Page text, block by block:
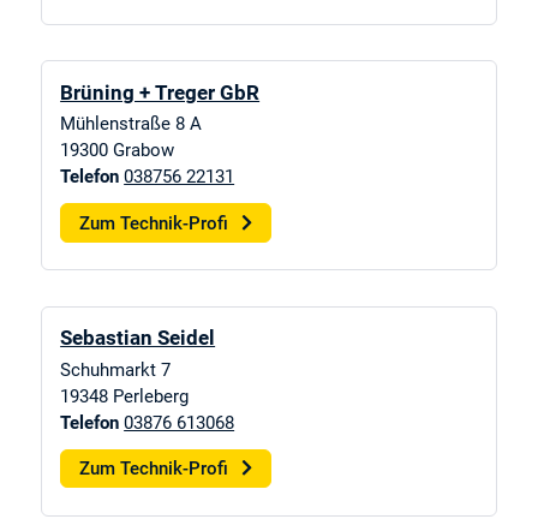
Brüning + Treger GbR
Mühlenstraße 8 A
19300 Grabow
Telefon 038756 22131
Zum Technik-Profi
Sebastian Seidel
Schuhmarkt 7
19348 Perleberg
Telefon 03876 613068
Zum Technik-Profi